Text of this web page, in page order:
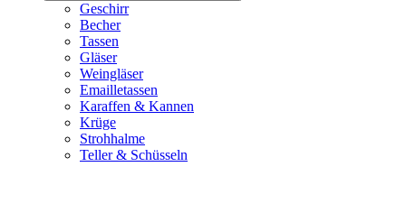
Geschirr
Becher
Tassen
Gläser
Weingläser
Emailletassen
Karaffen & Kannen
Krüge
Strohhalme
Teller & Schüsseln